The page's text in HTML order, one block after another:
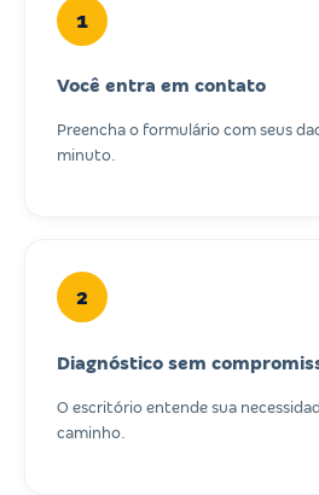
1
Você entra em contato
Preencha o formulário com seus
minuto.
2
Diagnóstico sem
O escritório entende sua
caminho.